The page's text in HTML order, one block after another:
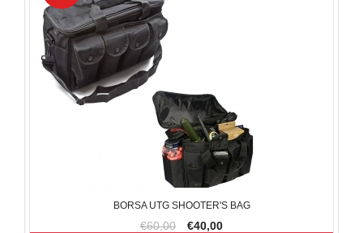
BORSA UTG SHOOTER'S BAG
€60,00 €40,00